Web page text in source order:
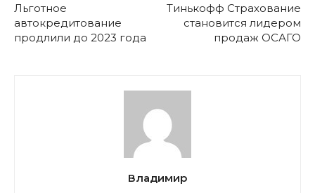
Льготное
автокредитование
продлили до 2023 года
Тинькофф Страхование
становится лидером
продаж ОСАГО
Владимир